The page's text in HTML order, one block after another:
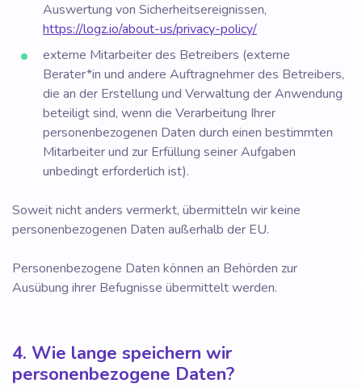
Auswertung von Sicherheitsereignissen,
https://logz.io/about-us/privacy-policy/
externe Mitarbeiter des Betreibers (externe
Berater*in und andere Auftragnehmer des Betreibers,
die an der Erstellung und Verwaltung der Anwendung
beteiligt sind, wenn die Verarbeitung Ihrer
personenbezogenen Daten durch einen bestimmten
Mitarbeiter und zur Erfüllung seiner Aufgaben
unbedingt erforderlich ist).
Soweit nicht anders vermerkt, übermitteln wir keine
personenbezogenen Daten außerhalb der EU.
Personenbezogene Daten können an Behörden zur
Ausübung ihrer Befugnisse übermittelt werden.
4. Wie lange speichern wir
personenbezogene Daten?